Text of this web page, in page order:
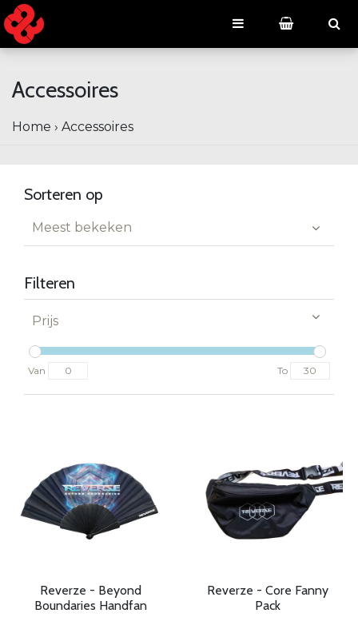
Accessoires
Home › Accessoires
Sorteren op
Meest bekeken
Filteren
Prijs
Van To
Reverze - Beyond
Boundaries Handfan
Reverze - Core Fanny
Pack